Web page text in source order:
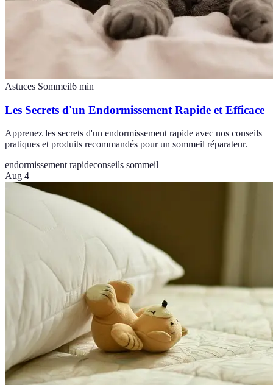
Astuces Sommeil6 min
Les Secrets d'un Endormissement Rapide et Efficace
Apprenez les secrets d'un endormissement rapide avec nos conseils
pratiques et produits recommandés pour un sommeil réparateur.
endormissement rapideconseils sommeil
Aug 4